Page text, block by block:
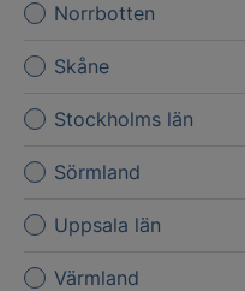
Norrbotten
Skåne
Stockholms län
Sörmland
Uppsala län
Värmland